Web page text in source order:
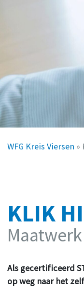
WFG Kreis Viersen »
KLIK
Als gecertificeerd
op weg naar het